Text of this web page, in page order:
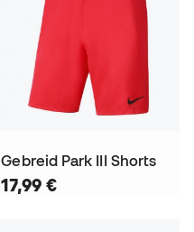
Gebreid Park III Shorts
17,99 €